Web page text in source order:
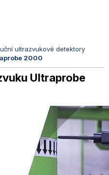
ultrazvukové detektory
2000
Ultraprobe